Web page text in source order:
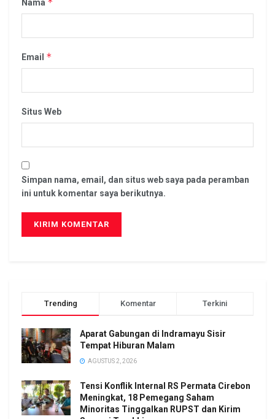
Nama
Email *
Situs Web
Simpan nama, email, dan situs web saya pada peramban
ini untuk komentar saya berikutnya.
Trending Komentar Terkini
Aparat Gabungan di Indramayu Sisir
Tempat Hiburan Malam
AGUSTUS 2, 2026
Tensi Konflik Internal RS Permata Cirebon
Meningkat, 18 Pemegang Saham
Minoritas Tinggalkan RUPST dan Kirim